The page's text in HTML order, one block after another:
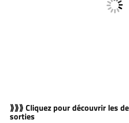
⟫⟫⟫ Cliquez pour découvrir les
sorties